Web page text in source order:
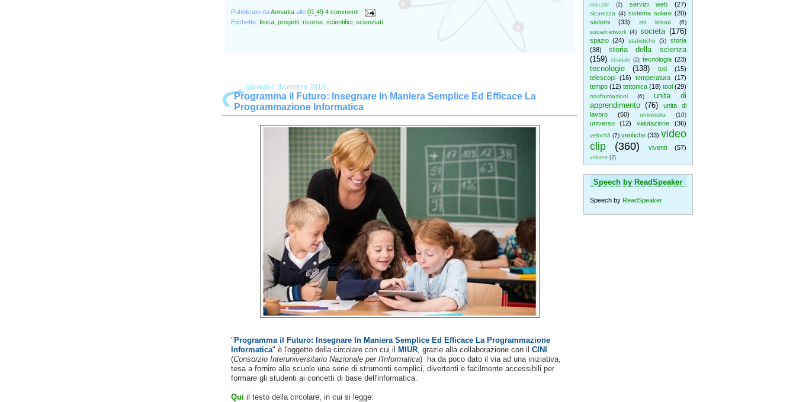
miscele
(2) servizi web (27)
sicurezza (4) sistema solare (20)
sistemi
(33) siti linkati
(6)
socialnetwork (4) societa (176)
spazio (24) statistiche (5)
storia
(38)
storia della scienza
(159)
stradale (2) tecnologia (23)
tecnologie (138) ted
(15)
telescopi
(16) temperatura
(17)
tempo (12) tettonica (18) tool (29)
trasformazioni (6)
unita di
apprendimento (76)
unita di
lavoro
(50) universita (10)
universo (12) valutazione (36)
velocità (7) verifiche (33) video
clip
(360) viventi (57)
volume (2)
Speech by ReadSpeaker
Speech by ReadSpeaker
Pubblicato daAnnarita alle 01:49 4 commenti
Etichette: fisica, progetti, risorse, scientifici, scienziati
giovedì 4 dicembre 2014
Programma il Futuro: Insegnare In Maniera Semplice Ed Efficace La
Programmazione Informatica
" Programma il Futuro: Insegnare In Maniera Semplice Ed Efficace La Programmazione
Informatica" è l'oggetto della circolare con cui il MIUR, grazie alla collaborazione con il CINI
(Consorzio Interuniversitario Nazionale per l'Informatica) ha da poco dato il via ad una iniziativa,
tesa a fornire alle scuole una serie di strumenti semplici, divertenti e facilmente accessibili per
formare gli studenti ai concetti di base dell'informatica.
Qui il testo della circolare, in cui si legge: